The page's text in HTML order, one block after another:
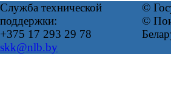
Служба технической
поддержки:
+375 17 293 29 78
skk@nlb.by
©
©